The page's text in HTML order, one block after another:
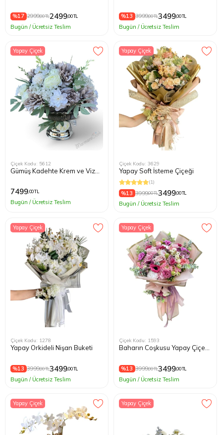
%17 2999,00 TL2499,00 TL
Bugün / Ücretsiz Teslim
%13 3999,00 TL3499,00 TL
Bugün / Ücretsiz Teslim
Yapay Çiçek
Çiçek Kodu: 5612
Gümüş Kadehte Krem ve Vizon
7499,00 TL
Bugün / Ücretsiz Teslim
Yapay Çiçek
Çiçek Kodu: 3629
Yapay Soft İsteme Çiçeği
(1)
%13 3999,00 TL3499,00 TL
Bugün / Ücretsiz Teslim
Yapay Çiçek
Çiçek Kodu: 1278
Yapay Orkideli Nişan Buketi
%13 3999,00 TL3499,00 TL
Bugün / Ücretsiz Teslim
Yapay Çiçek
Çiçek Kodu: 1593
Baharın Coşkusu Yapay Çiçek
%13 3999,00 TL3499,00 TL
Bugün / Ücretsiz Teslim
Yapay Çiçek Yapay Çiçek